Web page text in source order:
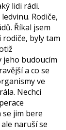
lidi rádi.
Rodiče,
Říkal jsem
byly tam
budoucím
a co se
ve
Nechci
se jim bere
naruší se